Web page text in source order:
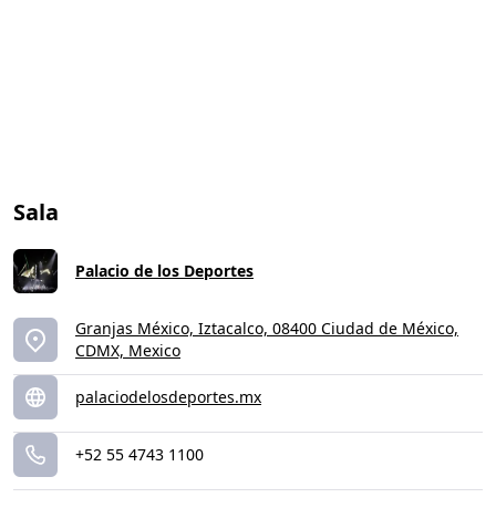
Sala
Palacio de los Deportes
Granjas México, Iztacalco, 08400 Ciudad de México,
CDMX, Mexico
palaciodelosdeportes.mx
+52 55 4743 1100